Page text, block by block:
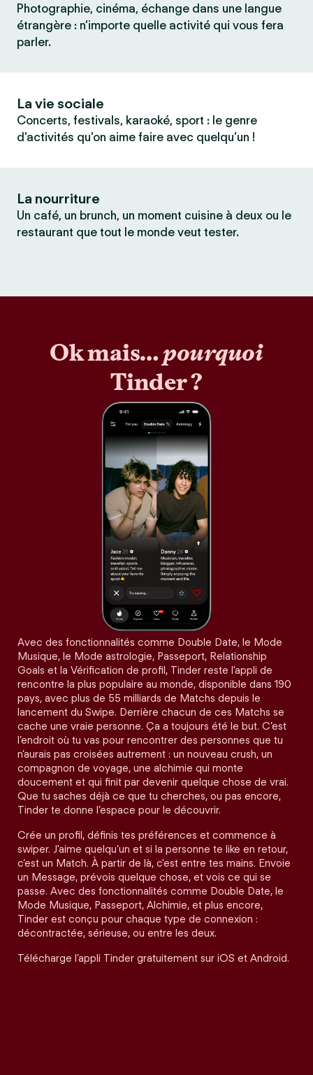
Photographie, cinéma, échange dans une langue
étrangère : n’importe quelle activité qui vous fera
parler.
La vie sociale
Concerts, festivals, karaoké, sport : le genre
d’activités qu’on aime faire avec quelqu’un !
La nourriture
Un café, un brunch, un moment cuisine à deux ou le
restaurant que tout le monde veut tester.
Ok mais…pourquoi
Tinder ?
Avec des fonctionnalités comme Double Date, le Mode
Musique, le Mode astrologie, Passeport, Relationship
Goals et la Vérification de profil, Tinder reste l'appli de
rencontre la plus populaire au monde, disponible dans 190
pays, avec plus de 55 milliards de Matchs depuis le
lancement du Swipe. Derrière chacun de ces Matchs se
cache une vraie personne. Ça a toujours été le but. C’est
l’endroit où tu vas pour rencontrer des personnes que tu
n’aurais pas croisées autrement : un nouveau crush, un
compagnon de voyage, une alchimie qui monte
doucement et qui finit par devenir quelque chose de vrai.
Que tu saches déjà ce que tu cherches, ou pas encore,
Tinder te donne l’espace pour le découvrir.
Crée un profil, définis tes préférences et commence à
swiper. J'aime quelqu’un et si la personne te like en retour,
c’est un Match. À partir de là, c'est entre tes mains. Envoie
un Message, prévois quelque chose, et vois ce qui se
passe. Avec des fonctionnalités comme Double Date, le
Mode Musique, Passeport, Alchimie, et plus encore,
Tinder est conçu pour chaque type de connexion :
décontractée, sérieuse, ou entre les deux.
Télécharge l’appli Tinder gratuitement sur iOS et Android.